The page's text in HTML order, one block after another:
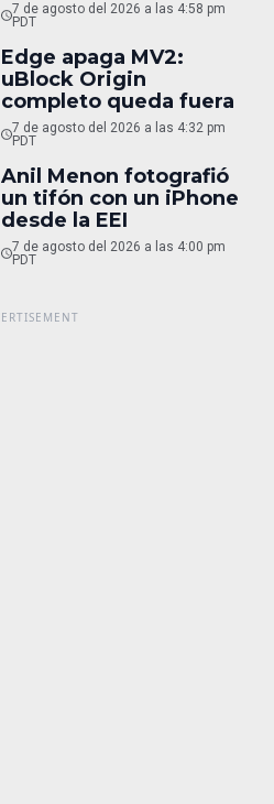
7 de agosto del 2026 a las 4:58 pm
PDT
Edge apaga MV2:
uBlock Origin
completo queda fuera
7 de agosto del 2026 a las 4:32 pm
PDT
Anil Menon fotografió
un tifón con un iPhone
desde la EEI
7 de agosto del 2026 a las 4:00 pm
PDT